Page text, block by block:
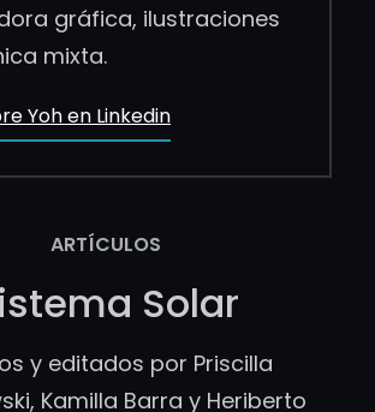
gráfica, ilustraciones
mixta.
Yoh en Linkedin
ARTÍCULOS
Solar
y editados por Priscilla
Kamilla Barra y Heriberto